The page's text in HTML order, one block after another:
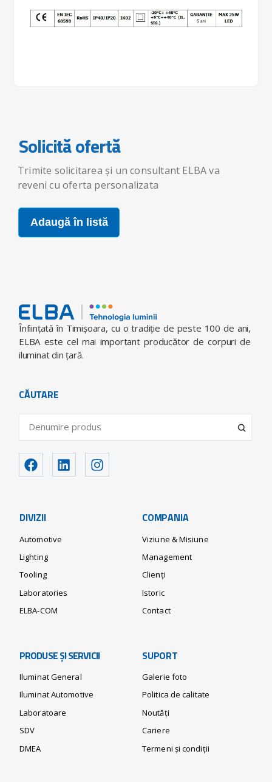
Solicită ofertă
Trimite solicitarea și un consultant ELBA va
reveni cu oferta personalizata
Adaugă în listă
Înfiinţată în Timişoara, cu o tradiţie de peste 100 de ani,
ELBA este cel mai important producător de corpuri de
iluminat din ţară.
CĂUTARE
DIVIZII
Automotive
Lighting
Tooling
Laboratories
ELBA-COM
COMPANIA
Viziune & Misiune
Management
Clienți
Istoric
Contact
PRODUSE ȘI SERVICII
Iluminat General
Iluminat Automotive
Laboratoare
SDV
DMEA
SUPORT
Galerie foto
Politica de calitate
Noutăți
Cariere
Termeni și condiții